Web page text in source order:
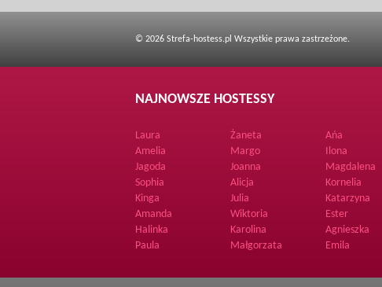
© 2026 Strefa-hostess.pl Wszystkie prawa zastrzeżone.
NAJNOWSZE HOSTESSY
Laura Żaneta Ańa
Amelia
Margo Ilona
Jagoda
Joanna Magdalena
Sophia
Alicja Kornelia
Kinga
Julia Katarzyna
Amanda
Wiktoria Ester
Halinka
Karolina Agnieszka
Paula
Małgorzata Emila